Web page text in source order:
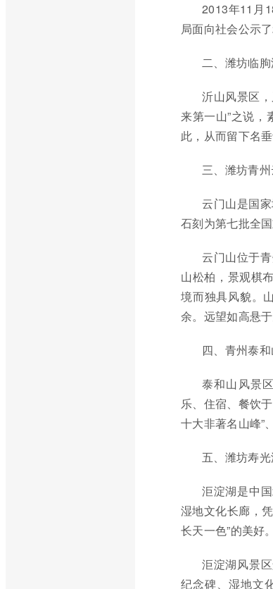
2013年11月
局面向社会公示
二、潍坊临
沂山风景区
来第一山”之说，
此，从而留下名
三、潍坊青
云门山是国
石刻为第七批全
云门山位于
山松柏，景观棋
境而独具风貌。
余。远望如高悬
四、青州泰
泰和山风景
乐、住宿、餐饮
十大非著名山峰”
五、潍坊寿
洰淀湖是中
湿地文化长廊，
长天一色”的美好。
洰淀湖风景
纪念碑、湿地文